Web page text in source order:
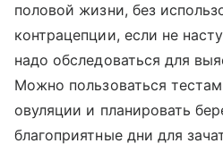
половой жизни, без
контрацепции, если не
надо обследоваться для
Можно пользоваться
овуляции и планировать
благоприятные дни для